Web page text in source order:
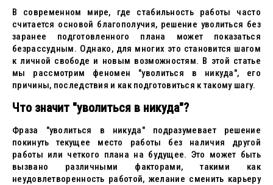
В современном мире, где стабильность работы часто
считается основой благополучия, решение уволиться без
заранее подготовленного плана может показаться
безрассудным. Однако, для многих это становится шагом
к личной свободе и новым возможностям. В этой статье
мы рассмотрим феномен "уволиться в никуда", его
причины, последствия и как подготовиться к такому шагу.
Что значит "уволиться в никуда"?
Фраза "уволиться в никуда" подразумевает решение
покинуть текущее место работы без наличия другой
работы или четкого плана на будущее. Это может быть
вызвано различными факторами, такими как
неудовлетворенность работой, желание сменить карьеру